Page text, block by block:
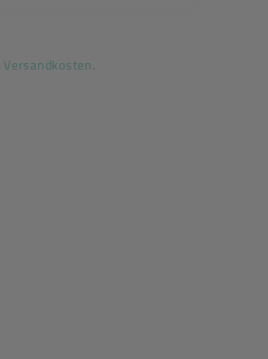
Versandkosten.